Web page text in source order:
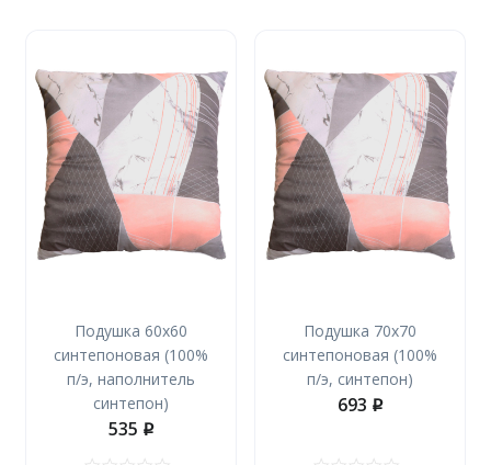
Подушка 60х60
синтепоновая (100%
п/э, наполнитель
синтепон)
535 p
Подушка 70х70
синтепоновая (100%
п/э, синтепон)
693 p